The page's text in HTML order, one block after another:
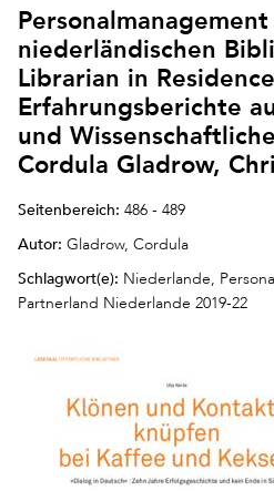
niederländischen
Librarian in
Erfahrungsberichte
und
Cordula Gladrow,
Seitenbereich: 486 - 489
Autor: Gladrow, Cordula
Schlagwort(e): Niederlande,
Partnerland Niederlande 2019-22